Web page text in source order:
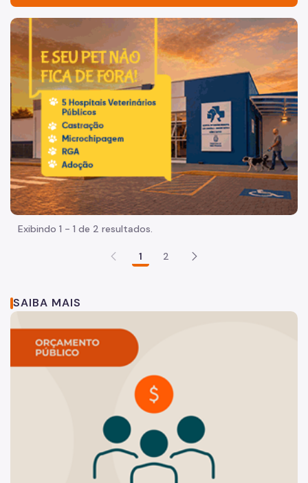
Acesso à Informação
Participação Social
Quadro de Serviços
Proteção de Dados Pessoais
Agenda do Secretário
A Secretaria
Equipe
Legislação Municipal
Comissão de Avaliação de Políticas Públicas
Comitê Gestor do Contrato de Concessão da Sabesp
Imagem de um cachorro caramelo e uma gata rajada,
Exibindo 1 - 1 de 2 resultados.
1 2
SAIBA MAIS